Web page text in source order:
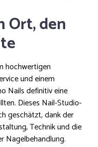
Ort, den
hochwertigen
und einem
Nails definitiv eine
Dieses Nail-Studio-
geschätzt, dank der
Technik und die
Nagelbehandlung.